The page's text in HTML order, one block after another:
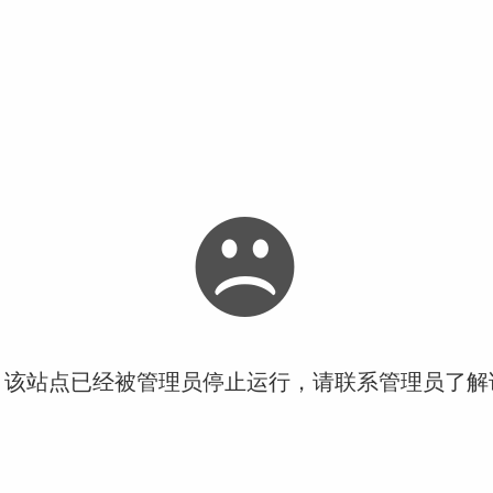
站点已经被管理员停止运行，请联系管理员了